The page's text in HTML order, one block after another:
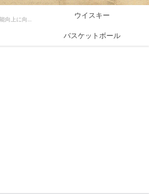
ウエイトトレーニングや心肺機能向上に向けたトレーニング方法、ダイエットなどトレーニングに関する様々な情報を科学的根拠をもとに解説 ウイスキー
バスケットボール